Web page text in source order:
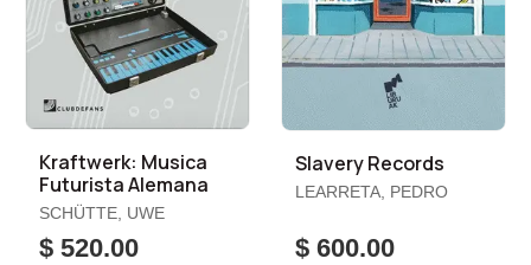
Kraftwerk: Musica
Futurista Alemana
SCHÜTTE, UWE
$ 520.00
Slavery Records
LEARRETA, PEDRO
$ 600.00